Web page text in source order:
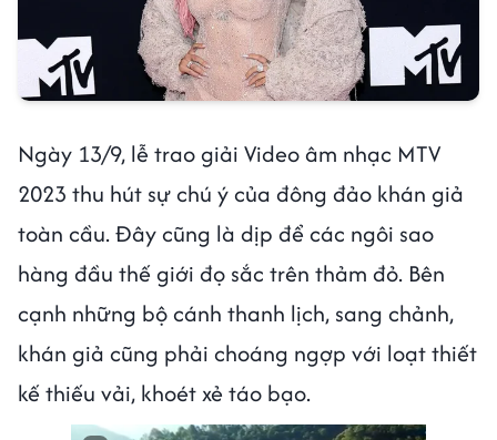
Ngày 13/9, lễ trao giải Video âm nhạc MTV
2023 thu hút sự chú ý của đông đảo khán giả
toàn cầu. Đây cũng là dịp để các ngôi sao
hàng đầu thế giới đọ sắc trên thảm đỏ. Bên
cạnh những bộ cánh thanh lịch, sang chảnh,
khán giả cũng phải choáng ngợp với loạt thiết
kế thiếu vải, khoét xẻ táo bạo.